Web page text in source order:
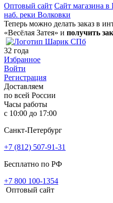
Оптовый сайт Сайт магазина в
наб. реки Волковки
Теперь можно делать заказ в
«Весёлая Затея» и получить
32 года
Избранное
Войти
Регистрация
Доставляем
по всей России
Часы работы
с 10:00 до 17:00
Санкт-Петербург
+7 (812) 507-91-31
Бесплатно по РФ
+7 800 100-1354
Оптовый сайт